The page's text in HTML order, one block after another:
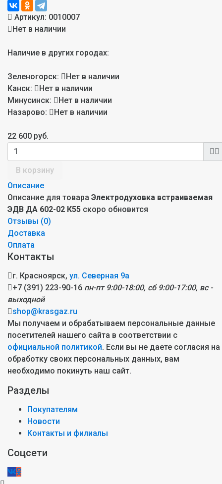
Артикул: 0010007
Нет в наличии
Наличие в других городах:
Зеленогорск:
Нет в наличии
Канск:
Нет в наличии
Минусинск:
Нет в наличии
Назарово:
Нет в наличии
22 600 руб.
В корзину
Описание
Описание для товара Электродуховка встраиваемая
ЭДВ ДА 602-02 К55 скоро обновится
Отзывы (0)
Доставка
Оплата
Контакты
г. Красноярск, ул. Северная 9а
+7 (391) 223-90-16 пн-пт 9:00-18:00, сб 9:00-17:00, вс -
выходной
shop@krasgaz.ru
Мы получаем и обрабатываем персональные данные
посетителей нашего сайта в соответствии с
официальной политикой. Если вы не даете согласия на
обработку своих персональных данных, вам
необходимо покинуть наш сайт.
Разделы
Покупателям
Новости
Контакты и филиалы
Соцсети